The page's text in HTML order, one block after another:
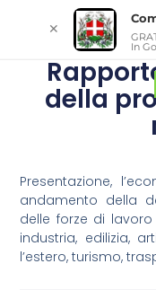
della
Presentazione,
andamento della
delle forze di
industria, edilizia,
l’estero, turismo,
✕
In